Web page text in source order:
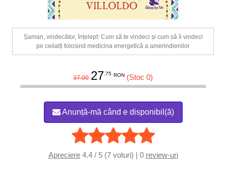
Șaman, vindecător, înțelept: Cum să te vindeci și cum să îi vindeci
pe ceilalți folosind medicina energetică a amerindienilor
37.00 27.75 RON (Stoc 0)
Anunță-mă când e disponibil(ă)
Apreciere4.4 / 5 (7 voturi) | 0 review-uri